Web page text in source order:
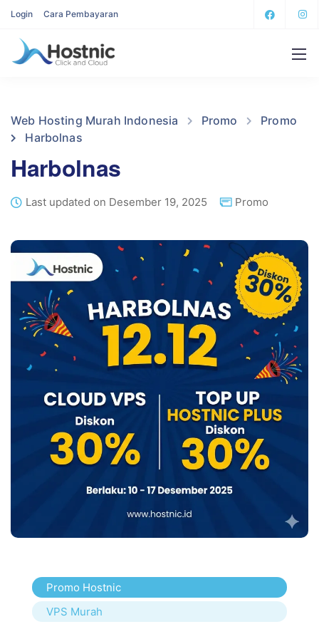
Login Cara Pembayaran
Web Hosting Murah Indonesia Promo
Promo
Harbolnas
Harbolnas
Last updated on Desember 19, 2025 Promo
Promo Hostnic
VPS Murah